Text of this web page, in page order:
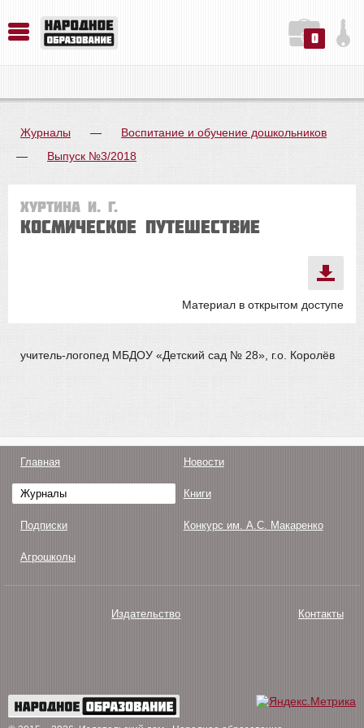
0
Журналы —
Воспитание и обучение дошкольников
—
Выпуск №3/2018
Хуртина И. Г.
Космическое путешествие
Материал в открытом доступе
учитель-логопед МБДОУ «Детский сад № 28», г.о. Королёв
Главная Новости
Журналы Книги
Подписки Конкурс им. А.С. Макаренко
Агрошколы
Издательство Контакты